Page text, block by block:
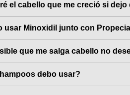
el cabello que me creció si
usar Minoxidil junto con
que me salga cabello no
debo usar?